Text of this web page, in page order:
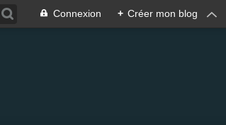
Connexion + Créer mon blog